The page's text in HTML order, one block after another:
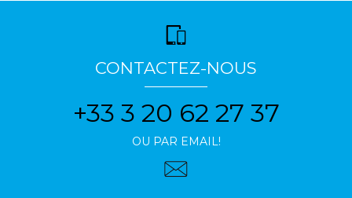
CONTACTEZ-NOUS
+33 3 20 62 27 37
OU PAR EMAIL!